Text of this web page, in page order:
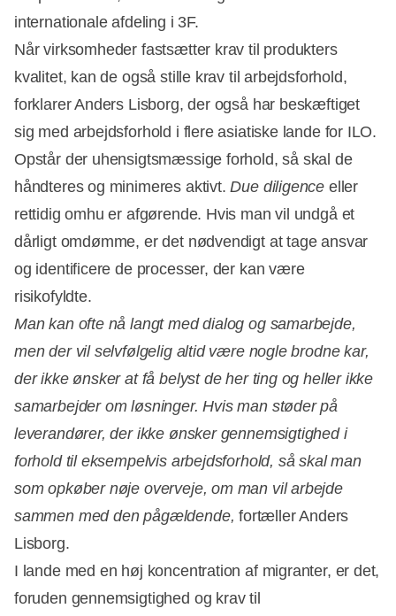
internationale afdeling i 3F.
Når virksomheder fastsætter krav til produkters
kvalitet, kan de også stille krav til arbejdsforhold,
forklarer Anders Lisborg, der også har beskæftiget
sig med arbejdsforhold i flere asiatiske lande for ILO.
Opstår der uhensigtsmæssige forhold, så skal de
håndteres og minimeres aktivt.Due diligence eller
rettidig omhu er afgørende. Hvis man vil undgå et
dårligt omdømme, er det nødvendigt at tage ansvar
og identificere de processer, der kan være
risikofyldte.
Man kan ofte nå langt med dialog og samarbejde,
men der vil selvfølgelig altid være nogle brodne kar,
der ikke ønsker at få belyst de her ting og heller ikke
samarbejder om løsninger. Hvis man støder på
leverandører, der ikke ønsker gennemsigtighed i
forhold til eksempelvis arbejdsforhold, så skal man
som opkøber nøje overveje, om man vil arbejde
sammen med den pågældende,fortæller Anders
Lisborg.
I lande med en høj koncentration af migranter, er det,
foruden gennemsigtighed og krav til